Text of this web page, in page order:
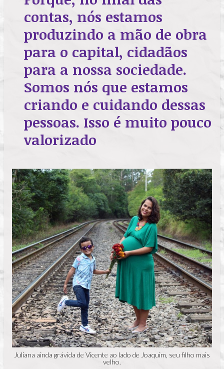
contas, nós estamos
produzindo a mão de obra
para o capital, cidadãos
para a nossa sociedade.
Somos nós que estamos
criando e cuidando dessas
pessoas. Isso é muito pouco
valorizado
Juliana ainda grávida de Vicente ao lado de Joaquim, seu filho mais
velho.